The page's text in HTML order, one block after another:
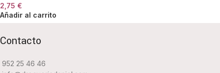
2,75 €
Añadir al carrito
Contacto
952 25 46 46